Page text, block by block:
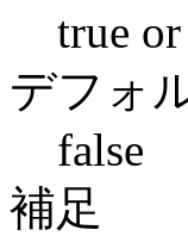
true
デフォ
false
補足